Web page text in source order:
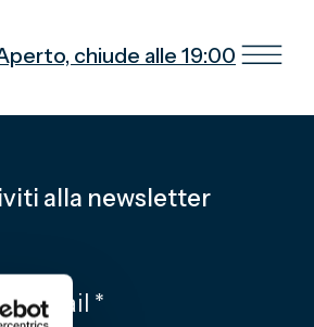
chiude alle 19:00
alla newsletter